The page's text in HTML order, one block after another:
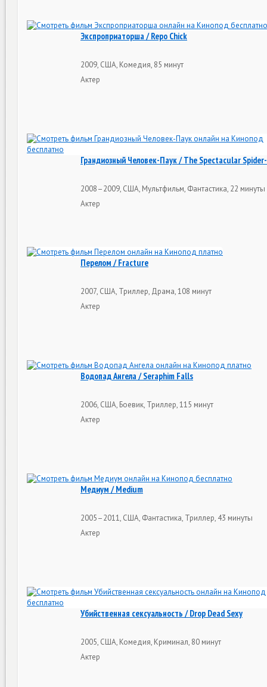
Экспроприаторша / Repo Chick
2009, США, Комедия, 85 минут
Актер
Грандиозный Человек-Паук / The Spectacular
2008–2009, США, Мультфильм, Фантастика, 22 минуты
Актер
Перелом / Fracture
2007, США, Триллер, Драма, 108 минут
Актер
Водопад Ангела / Seraphim Falls
2006, США, Боевик, Триллер, 115 минут
Актер
Медиум / Medium
2005–2011, США, Фантастика, Триллер, 43 минуты
Актер
Убийственная сексуальность / Drop Dead Sexy
2005, США, Комедия, Криминал, 80 минут
Актер